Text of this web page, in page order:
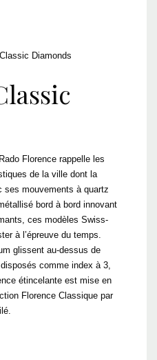
Diamonds
Florence rappelle les
de la ville dont la
ses mouvements à quartz
bord à bord innovant
ces modèles Swiss-
à l’épreuve du temps.
glissent au-dessus de
comme index à 3,
étincelante est mise en
Florence Classique par